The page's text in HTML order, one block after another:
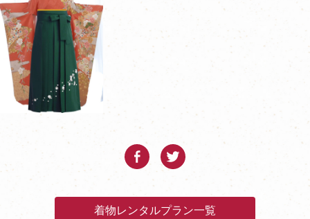
着物レンタルプラン一覧